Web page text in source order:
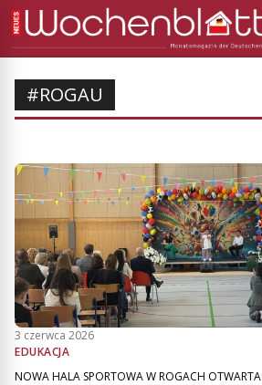
#ROGAU
3 czerwca 2026
EDUKACJA
NOWA HALA SPORTOWA W ROGACH OTWARTA